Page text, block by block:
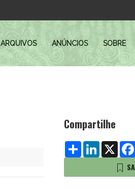
ARQUIVOS ANÚNCIOS SOBRE
Compartilhe
ShareLinkedIn
X